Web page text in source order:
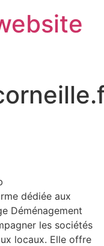
dédiée aux
Déménagement
les sociétés
locaux. Elle offre